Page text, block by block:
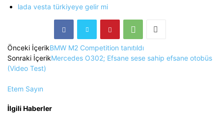
lada vesta türkiyeye gelir mi
Önceki İçerikBMW M2 Competition tanıtıldı
Sonraki İçerikMercedes O302; Efsane sese sahip efsane otobüs
(Video Test)
Etem Sayın
İlgili Haberler